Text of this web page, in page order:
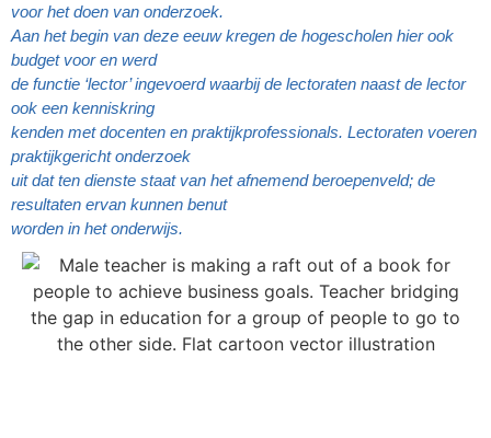
voor het doen van onderzoek.
Aan het begin van deze eeuw kregen de hogescholen hier ook
budget voor en werd
de functie ‘lector’ ingevoerd waarbij de lectoraten naast de lector
ook een kenniskring
kenden met docenten en praktijkprofessionals. Lectoraten voeren
praktijkgericht onderzoek
uit dat ten dienste staat van het afnemend beroepenveld; de
resultaten ervan kunnen benut
worden in het onderwijs.